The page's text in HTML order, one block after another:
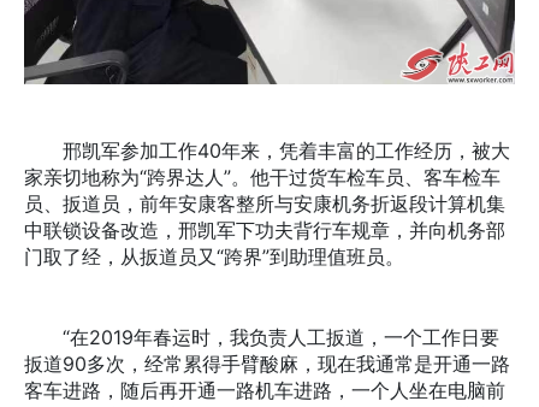
邢凯军参加工作40年来，凭着丰富的工作经历，被大
家亲切地称为“跨界达人”。他干过货车检车员、客车检车
员、扳道员，前年安康客整所与安康机务折返段计算机集
中联锁设备改造，邢凯军下功夫背行车规章，并向机务部
门取了经，从扳道员又“跨界”到助理值班员。
“在2019年春运时，我负责人工扳道，一个工作日要
扳道90多次，经常累得手臂酸麻，现在我通常是开通一路
客车进路，随后再开通一路机车进路，一个人坐在电脑前